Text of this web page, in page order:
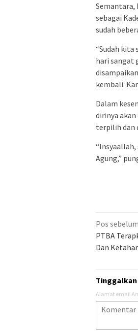
Semantara,
sebagai
sudah
“Sudah kita
hari sangat
kembali.
Dalam
dirinya
terpilih dan
“Insyaallah,
Agung,”
pos
Pos
PTBA
Dan
Tinggalkan
Alamat email